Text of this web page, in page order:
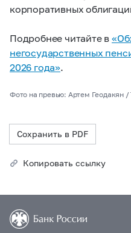
корпоративных
Подробнее читайте в
негосударственных
2026 года».
Фото на превью: Артем Геодакян /
Сохранить в PDF
Копировать ссылку